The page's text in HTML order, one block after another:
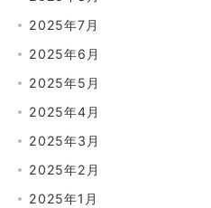
2025年7月
2025年6月
2025年5月
2025年4月
2025年3月
2025年2月
2025年1月